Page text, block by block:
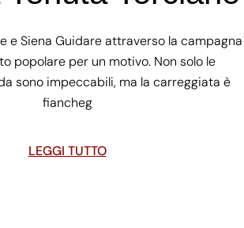
e Siena Guidare attraverso la campagna
popolare per un motivo. Non solo le
sono impeccabili, ma la carreggiata è
fiancheg
LEGGI TUTTO